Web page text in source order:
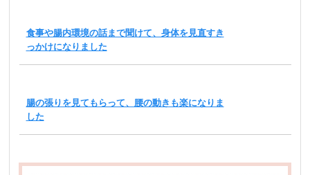
食事や腸内環境の話まで聞けて、身体を見直すき
っかけになりました
腸の張りを見てもらって、腰の動きも楽になりま
した